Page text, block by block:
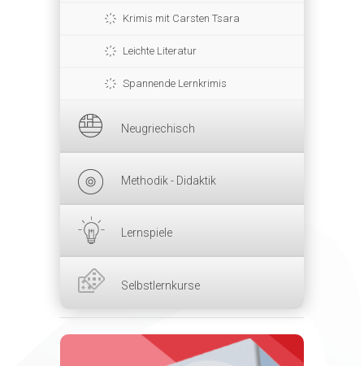
Krimis mit Carsten Tsara
Leichte Literatur
Spannende Lernkrimis
Neugriechisch
Methodik - Didaktik
Lernspiele
Selbstlernkurse